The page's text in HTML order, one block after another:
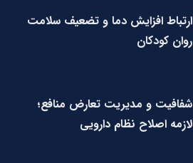
ارتباط افزایش دما و تضعیف سلامت
روان کودکان
شفافیت و مدیریت تعارض منافع؛
لازمه اصلاح نظام دارویی